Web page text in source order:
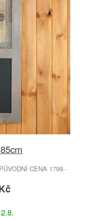
CENA 1799.-